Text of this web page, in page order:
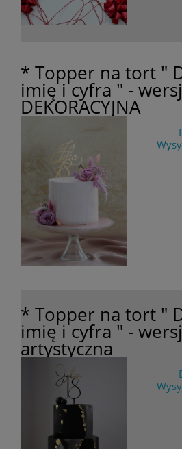
* Topper na tort "
imię i cyfra " -
DEKORACYJNA
* Topper na tort "
imię i cyfra " -
artystyczna